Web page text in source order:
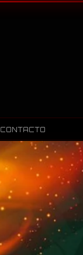
CONTACTO